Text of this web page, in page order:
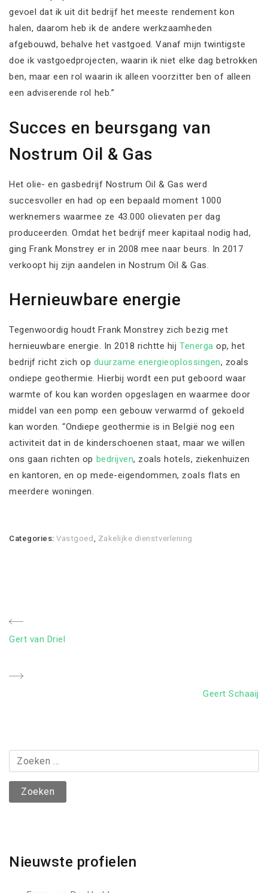
gevoel dat ik uit dit bedrijf het meeste rendement kon
halen, daarom heb ik de andere werkzaamheden
afgebouwd, behalve het vastgoed. Vanaf mijn twintigste
doe ik vastgoedprojecten, waarin ik niet elke dag betrokken
ben, maar een rol waarin ik alleen voorzitter ben of alleen
een adviserende rol heb.”
Succes en beursgang van
Nostrum Oil & Gas
Het olie- en gasbedrijf Nostrum Oil & Gas werd
succesvoller en had op een bepaald moment 1000
werknemers waarmee ze 43.000 olievaten per dag
produceerden. Omdat het bedrijf meer kapitaal nodig had,
ging Frank Monstrey er in 2008 mee naar beurs. In 2017
verkoopt hij zijn aandelen in Nostrum Oil & Gas.
Hernieuwbare energie
Tegenwoordig houdt Frank Monstrey zich bezig met
hernieuwbare energie. In 2018 richtte hijTenerga op, het
bedrijf richt zich op duurzame energieoplossingen, zoals
ondiepe geothermie. Hierbij wordt een put geboord waar
warmte of kou kan worden opgeslagen en waarmee door
middel van een pomp een gebouw verwarmd of gekoeld
kan worden. “Ondiepe geothermie is in België nog een
activiteit dat in de kinderschoenen staat, maar we willen
ons gaan richten op bedrijven, zoals hotels, ziekenhuizen
en kantoren, en op mede-eigendommen, zoals flats en
meerdere woningen.
Categories:Vastgoed Zakelijke dienstverlening
Bericht
Previous
Gert van Driel
Next
Geert Schaaij
Zoeken
naar:
Nieuwste profielen